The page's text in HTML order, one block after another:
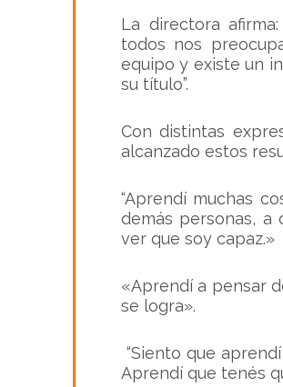
La directora afirma:
todos nos
equipo y existe un
su título”.
Con distintas
alcanzado estos
“Aprendí muchas
demás personas, a
ver que soy capaz.»
«Aprendí a pensar
se logra».
“Siento que
Aprendí que tenés